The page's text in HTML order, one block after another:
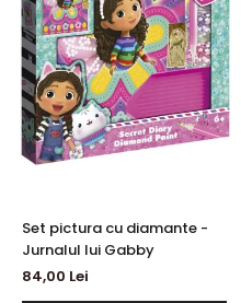
Set pictura cu diamante -
Jurnalul lui Gabby
84,00 Lei